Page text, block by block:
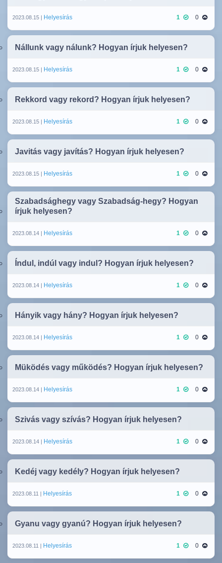
2023.08.15 | Helyesírás 1 0
Nállunk vagy nálunk? Hogyan írjuk helyesen?
2023.08.15 | Helyesírás 1 0
Rekkord vagy rekord? Hogyan írjuk helyesen?
2023.08.15 | Helyesírás 1 0
Javitás vagy javítás? Hogyan írjuk helyesen?
2023.08.15 | Helyesírás 1 0
Szabadsághegy vagy Szabadság-hegy? Hogyan
írjuk helyesen?
2023.08.14 | Helyesírás 1 0
Índul, indúl vagy indul? Hogyan írjuk helyesen?
2023.08.14 | Helyesírás 1 0
Hányik vagy hány? Hogyan írjuk helyesen?
2023.08.14 | Helyesírás 1 0
Müködés vagy működés? Hogyan írjuk helyesen?
2023.08.14 | Helyesírás 1 0
Szivás vagy szívás? Hogyan írjuk helyesen?
2023.08.14 | Helyesírás 1 0
Kedéj vagy kedély? Hogyan írjuk helyesen?
2023.08.11 | Helyesírás 1 0
Gyanu vagy gyanú? Hogyan írjuk helyesen?
2023.08.11 | Helyesírás 1 0